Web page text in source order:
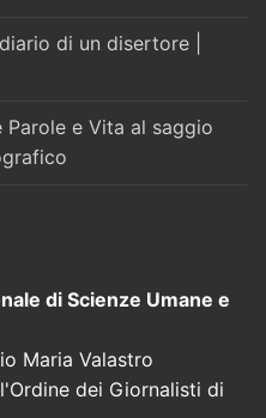
di un disertore |
e Vita al saggio
di Scienze Umane e
Maria Valastro
dei Giornalisti di